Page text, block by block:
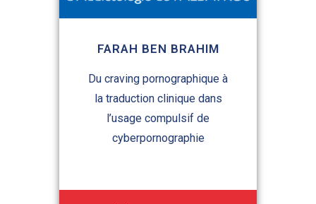
FARAH BEN BRAHIM
Du craving pornographique à
la traduction clinique dans
l’usage compulsif de
cyberpornographie